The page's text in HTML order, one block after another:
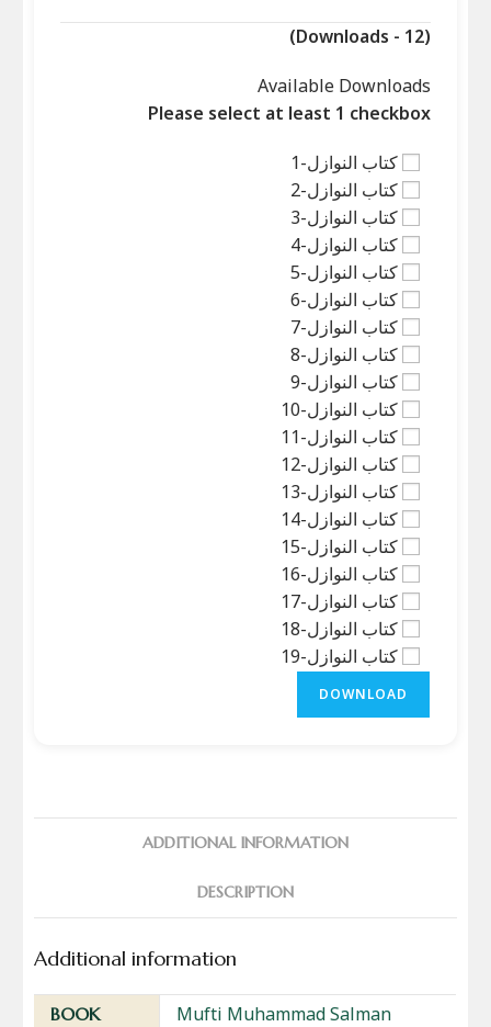
(Downloads - 12)
Available Downloads
Please select at least 1 checkbox
کتاب النوازل-1
کتاب النوازل-2
کتاب النوازل-3
کتاب النوازل-4
کتاب النوازل-5
کتاب النوازل-6
کتاب النوازل-7
کتاب النوازل-8
کتاب النوازل-9
کتاب النوازل-10
کتاب النوازل-11
کتاب النوازل-12
کتاب النوازل-13
کتاب النوازل-14
کتاب النوازل-15
کتاب النوازل-16
کتاب النوازل-17
کتاب النوازل-18
کتاب النوازل-19
DOWNLOAD
ADDITIONAL INFORMATION
DESCRIPTION
Additional information
BOOK
Mufti Muhammad Salman